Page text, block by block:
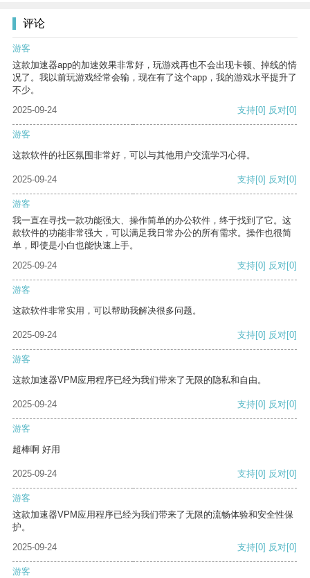
评论
游客
这款加速器app的加速效果非常好，玩游戏再也不会出现卡顿、掉线的情
况了。我以前玩游戏经常会输，现在有了这个app，我的游戏水平提升了
不少。
2025-09-24
支持[0] 反对[0]
游客
这款软件的社区氛围非常好，可以与其他用户交流学习心得。
2025-09-24 支持[0] 反对[0]
游客
我一直在寻找一款功能强大、操作简单的办公软件，终于找到了它。这
款软件的功能非常强大，可以满足我日常办公的所有需求。操作也很简
单，即使是小白也能快速上手。
2025-09-24
支持[0] 反对[0]
游客
这款软件非常实用，可以帮助我解决很多问题。
2025-09-24 支持[0] 反对[0]
游客
这款加速器VPM应用程序已经为我们带来了无限的隐私和自由。
2025-09-24 支持[0] 反对[0]
游客
超棒啊 好用
2025-09-24 支持[0] 反对[0]
游客
这款加速器VPM应用程序已经为我们带来了无限的流畅体验和安全性保
护。
2025-09-24
支持[0] 反对[0]
游客